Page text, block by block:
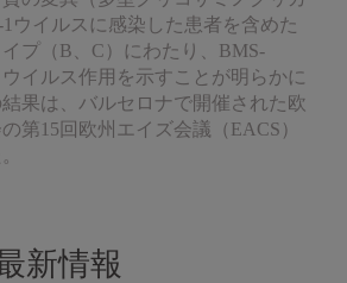
ウイルスに感染した患者を含めた
プ（B、C）にわたり、BMS-
イルス作用を示すことが明らかに
果は、バルセロナで開催された欧
第15回欧州エイズ会議（EACS）
新情報